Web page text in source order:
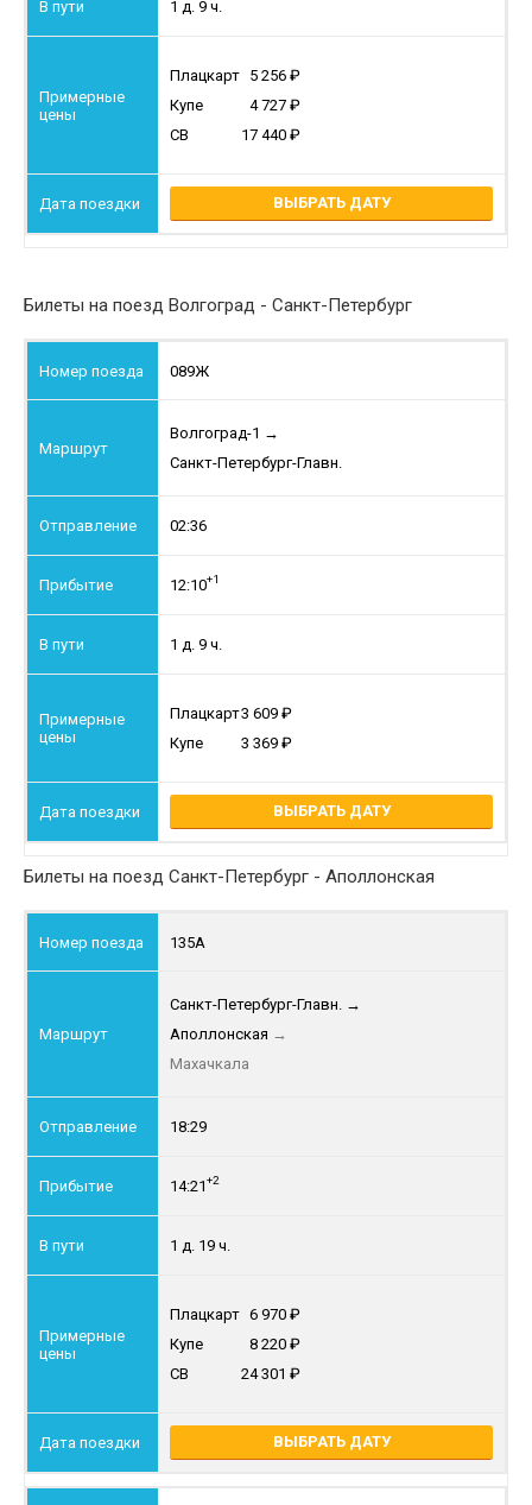
1 д. 9 ч.
Плацкарт 5 256
Купе
4 727
СВ
17 440
ВЫБРАТЬ ДАТУ
Билеты на поезд Волгоград - Санкт-Петербург
089Ж
Волгоград-1 →
Санкт-Петербург-Главн.
02:36
12:10+1
1 д. 9 ч.
Плацкарт3 609
Купе
3 369
ВЫБРАТЬ ДАТУ
Билеты на поезд Санкт-Петербург - Аполлонская
135А
Санкт-Петербург-Главн. →
Аполлонская →
Махачкала
18:29
14:21+2
1 д. 19 ч.
Плацкарт 6 970
Купе
8 220
СВ
24 301
ВЫБРАТЬ ДАТУ